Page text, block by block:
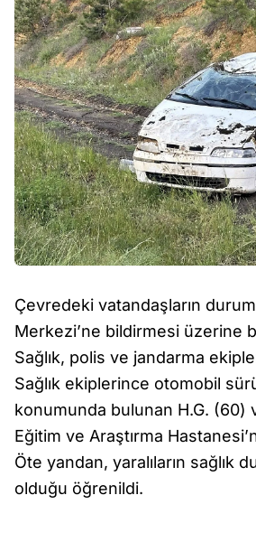
Çevredeki vatandaşların
Merkezi’ne bildirmesi üzerine
Sağlık, polis ve jandarma
Sağlık ekiplerince otomobil
konumunda bulunan H.G. (60)
Eğitim ve Araştırma
Öte yandan, yaralıların sağlık
olduğu öğrenildi.